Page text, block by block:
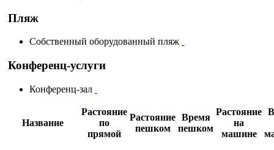
Пляж
Собственный оборудованный пляж
Конференц-услуги
Конференц-зал
Название
Растояние
по
прямой
Растояние
пешком
Время
пешком
Растояние
на
машине